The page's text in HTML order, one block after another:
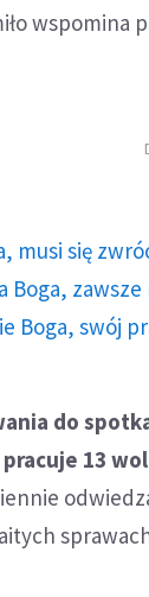
musi się
Boga,
Boga, swój
do
13